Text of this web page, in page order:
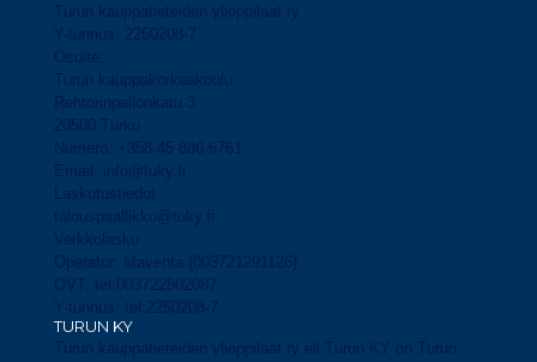
Turun kauppatieteiden ylioppilaat ry
Y-tunnus: 2250208-7
Osoite:
Turun kauppakorkeakoulu
Rehtorinpellonkatu 3
20500 Turku
Numero: +358 45 886 6761
Email: info@tuky.fi
Laskutustiedot
talouspaallikko@tuky.fi
Verkkolasku
Operator: Maventa (003721291126)
OVT: tel:003722502087
Y-tunnus: tel:2250208-7
TURUN KY
Turun kauppatieteiden ylioppilaat ry eli Turun KY on Turun